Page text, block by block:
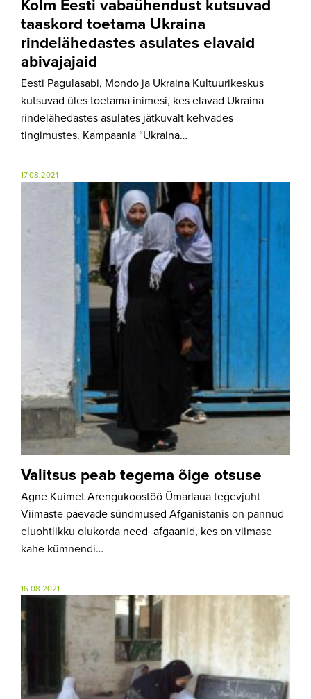
Kolm Eesti vabaühendust kutsuvad
taaskord toetama Ukraina
rindelähedastes asulates elavaid
abivajajaid
Eesti Pagulasabi, Mondo ja Ukraina Kultuurikeskus
kutsuvad üles toetama inimesi, kes elavad Ukraina
rindelähedastes asulates jätkuvalt kehvades
tingimustes. Kampaania “Ukraina…
17.08.2021
Valitsus peab tegema õige otsuse
Agne Kuimet Arengukoostöö Ümarlaua tegevjuht
Viimaste päevade sündmused Afganistanis on pannud
eluohtlikku olukorda need afgaanid, kes on viimase
kahe kümnendi…
16.08.2021